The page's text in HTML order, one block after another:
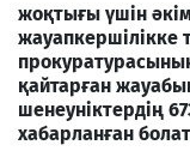
жоқтығы үшін
жауапкершілікке
қайтарған
шенеуніктердің
хабарланған